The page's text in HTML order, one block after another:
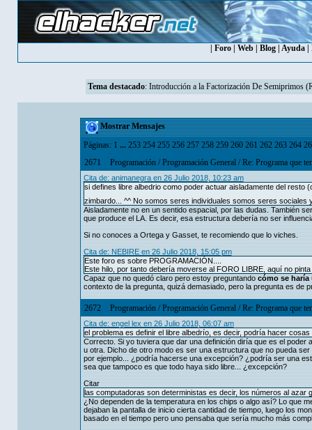
Foro| Web| Blog| Ayuda|
Tema destacado: Introducción a la Factorización De Semiprimos
Mostrar Mensajes
Páginas: 1 ... 253 254 255 256 257 258 259 260 261 262 263 264
2671
Programación/Programación General/Re: Programa que
Cita de: animanegra en 26 Julio 2018, 10:23 am
si defines libre albedrio como poder actuar aisladamente del resto
zimbardo... ^^ No somos seres individuales somos seres
Aisladamente no en un sentido espacial, por las dudas. También
que produce el LA. Es decir, esa estructura debería no ser
Si no conoces a Ortega y Gasset, te recomiendo que lo viches.
Cita de: NEBIRE en 26 Julio 2018, 15:05 pm
Este foro es sobre PROGRAMACIÓN....
Este hilo, por tanto debería moverse al FORO LIBRE, aquí no pinta
Capaz que no quedó claro pero estoy preguntando cómo se haría
contexto de la pregunta, quizá demasiado, pero la pregunta es de
2672 Programación/Programación General/Re: Programa que
Cita de: engel lex en 26 Julio 2018, 06:07 am
el problema es definir el libre albedrío, es decir, podría hacer
Correcto. Si yo tuviera que dar una definición diría que es el
u otra. Dicho de otro modo es ser una estructura que no pueda
por ejemplo... ¿podría hacerse una excepción? ¿podría ser una
sea que tampoco es que todo haya sido libre... ¿excepción?
Citar
las computadoras son deterministas es decir, los números al
¿No dependen de la temperatura en los chips o algo así? Lo que
dejaban la pantalla de inicio cierta cantidad de tiempo, luego los
basado en el tiempo pero uno pensaba que sería mucho más